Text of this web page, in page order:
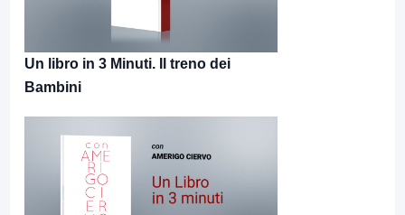
Un libro in 3 Minuti. Il treno dei
Bambini